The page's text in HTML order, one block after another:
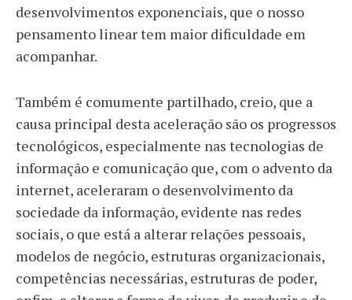
desenvolvimentos exponenciais, que o nosso
pensamento linear tem maior dificuldade em
acompanhar.
Também é comumente partilhado, creio, que a
causa principal desta aceleração são os progressos
tecnológicos, especialmente nas tecnologias de
informação e comunicação que, com o advento da
internet, aceleraram o desenvolvimento da
sociedade da informação, evidente nas redes
sociais, o que está a alterar relações pessoais,
modelos de negócio, estruturas organizacionais,
competências necessárias, estruturas de poder,